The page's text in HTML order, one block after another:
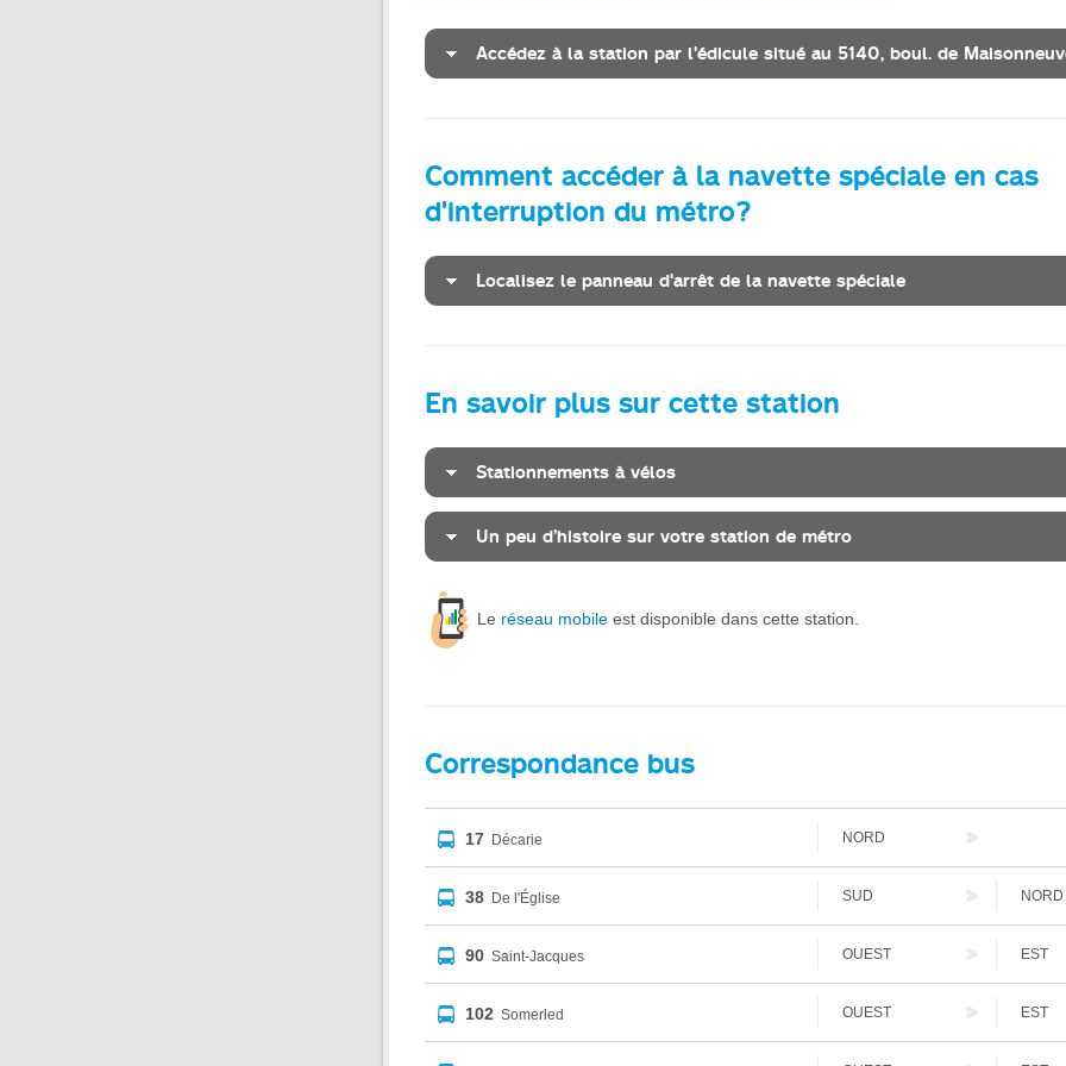
Accédez à la station par l'édicule situé au 5140, boul. de
Comment accéder à la navette spéciale en cas
d'interruption du métro?
Localisez le panneau d'arrêt de la navette spéciale
En savoir plus sur cette station
Stationnements à vélos
Un peu d’histoire sur votre station de métro
Le réseau mobile est disponible dans cette station.
Correspondance bus
17 Décarie NORD
38 De l'Église SUD NORD
90 Saint-Jacques OUEST EST
102 Somerled OUEST EST